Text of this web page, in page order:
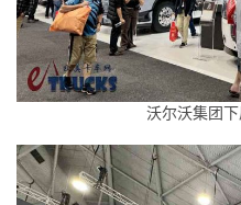
沃尔沃集团